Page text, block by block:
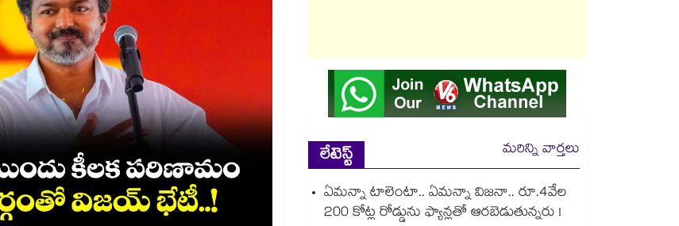
లేటెస్ట్
మరిన్ని వార్తలు
ఏమన్నా టాలెంటా.. ఏమన్నా విజనా.. రూ.4వేల
200 కోట్ల రోడ్డును ఫ్యాన్లతో ఆరబెడుతున్నరు !